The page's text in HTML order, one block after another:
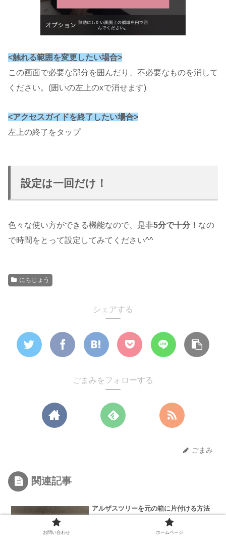
<触れる範囲を変更したい場合>
この画面で必要な部分を囲んだり、不必要なものを消して
ください。(囲いの左上のxで消せます)
<アクセスガイドを終了したい場合>
左上の終了をタップ
設定は一回だけ！
色々な使い方ができる機能なので、是非5分で十分！ なの
で時間をとって設定してみてください^^
にちじょう
シェアする
ごまみをフォローする
ごまみ
関連記事
アルザスツリーを元の箱に片付ける方法
お問い合わせ ホームページ